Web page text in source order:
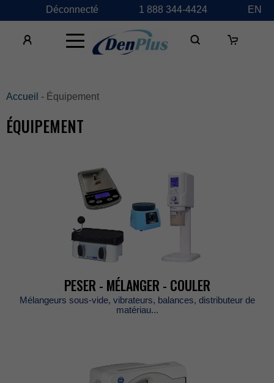
Déconnecté 1888344-4424 EN
×
Accueil -Équipement
ÉQUIPEMENT
PESER-MÉLANGER-COULER
Mélangeurssous-vide,vibrateurs,balances,distributeurde
matériau...